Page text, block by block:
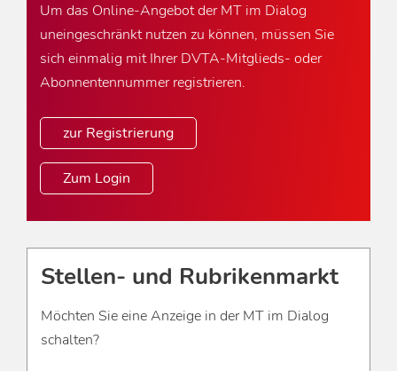
Um das Online-Angebot der MT im Dialog
uneingeschränkt nutzen zu können, müssen Sie
sich einmalig mit Ihrer DVTA-Mitglieds- oder
Abonnentennummer registrieren.
zur Registrierung
Zum Login
Stellen- und Rubrikenmarkt
Möchten Sie eine Anzeige in der MT im Dialog
schalten?